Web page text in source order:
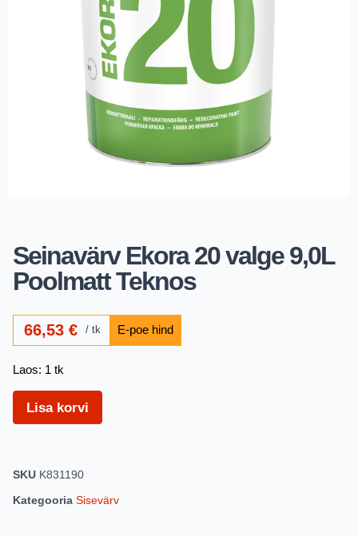
Seinavärv Ekora 20 valge 9,0L
Poolmatt Teknos
66,53€ tk
Laos: 1 tk
Lisa korvi
SKU K831190
Kategooria Sisevärv